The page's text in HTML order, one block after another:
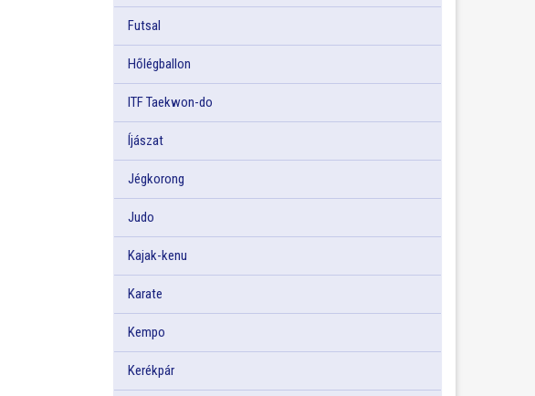
Futsal
Hőlégballon
ITF Taekwon-do
Íjászat
Jégkorong
Judo
Kajak-kenu
Karate
Kempo
Kerékpár